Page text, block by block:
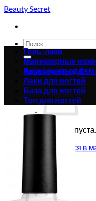
Skip
content
Beauty Secret
Искать:
Корзина /0.00₴0
Корзина пуста.
Вернуться в
Гель-лаки
Маникюрные
Аксессуары для
Лаки для ногтей
База для ногтей
Топ для ногтей